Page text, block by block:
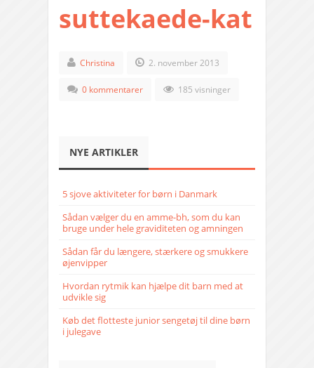
suttekaede-kat
Christina 2. november 2013
0 kommentarer 185 visninger
NYE ARTIKLER
5 sjove aktiviteter for børn i Danmark
Sådan vælger du en amme-bh, som du kan
bruge under hele graviditeten og amningen
Sådan får du længere, stærkere og smukkere
øjenvipper
Hvordan rytmik kan hjælpe dit barn med at
udvikle sig
Køb det flotteste junior sengetøj til dine børn
i julegave